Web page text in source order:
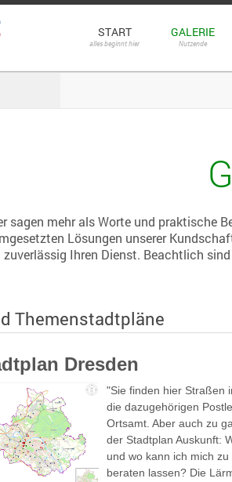
START
alles beginnt hier
GALERIE
Nutzende
sagen mehr als Worte und praktische
Lösungen unserer
zuverlässig Ihren Dienst. Beachtlich
Themenstadtpläne
Dresden
"Sie finden hier Straßen
die dazugehörigen
Ortsamt. Aber auch zu
der Stadtplan Auskunft:
und wo kann ich mich
beraten lassen? Die